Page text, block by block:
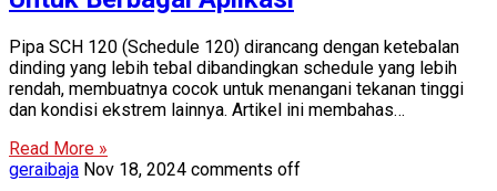
Pipa SCH 120 (Schedule 120) dirancang dengan ketebalan
dinding yang lebih tebal dibandingkan schedule yang lebih
rendah, membuatnya cocok untuk menangani tekanan tinggi
dan kondisi ekstrem lainnya. Artikel ini membahas…
Read More »
geraibaja Nov 18, 2024 comments off